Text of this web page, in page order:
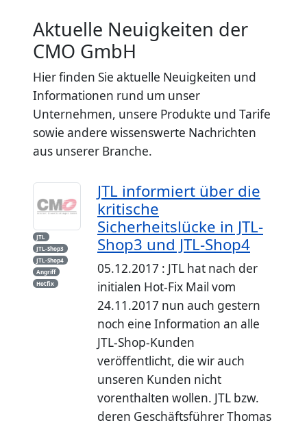
Aktuelle Neuigkeiten der
CMO GmbH
Hier finden Sie aktuelle Neuigkeiten und
Informationen rund um unser
Unternehmen, unsere Produkte und Tarife
sowie andere wissenswerte Nachrichten
aus unserer Branche.
JTL
JTL-Shop3
JTL-Shop4
Angriff
Hotfix
JTL informiert über die
kritische
Sicherheitslücke in JTL-
Shop3 und JTL-Shop4
05.12.2017 : JTL hat nach der
initialen Hot-Fix Mail vom
24.11.2017 nun auch gestern
noch eine Information an alle
JTL-Shop-Kunden
veröffentlicht, die wir auch
unseren Kunden nicht
vorenthalten wollen. JTL bzw.
deren Geschäftsführer Thomas